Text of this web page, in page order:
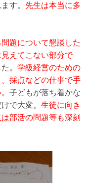
す。 先生は本当に多
題について懇談した
えてこない部分で
。 学級経営のための
採点などの仕事で手
子どもが落ち着かな
で大変。 生徒に向き
部活の問題等も深刻